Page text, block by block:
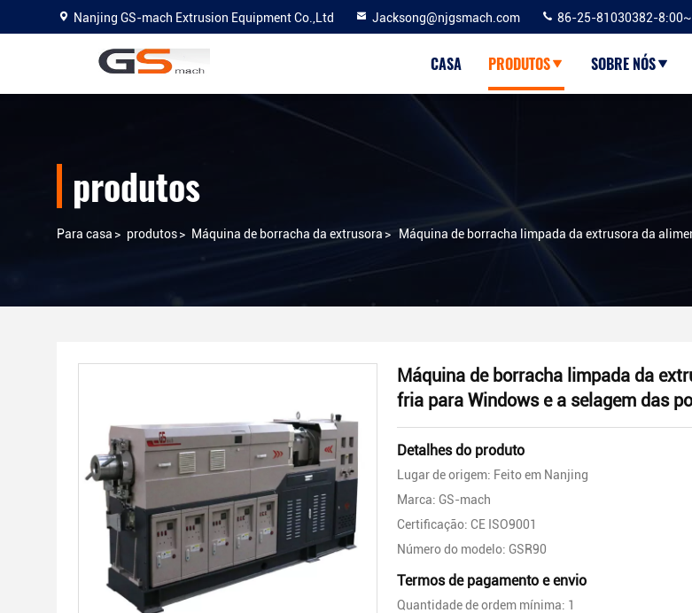
Nanjing GS-mach Extrusion Equipment Co.,Ltd Jacksong@njgsmach.com 86-25-81030382-
CASA PRODUTOS SOBRE NÓS
produtos
Para casa > produtos> Máquina de borracha da extrusora> Máquina de borracha limpada da extrusora da
Máquina de borracha limpada da
fria para Windows e a selagem das
Detalhes do produto
Lugar de origem: Feito em Nanjing
Marca: GS-mach
Certificação: CE ISO9001
Número do modelo: GSR90
Termos de pagamento e envio
Quantidade de ordem mínima: 1